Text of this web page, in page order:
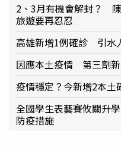
2、3月有機會解封？
旅遊要再忍忍
高雄新增1例確診 引水
因應本土疫情 第三劑
疫情穩定？今新增2本
全國學生表藝賽攸關升
防疫措施